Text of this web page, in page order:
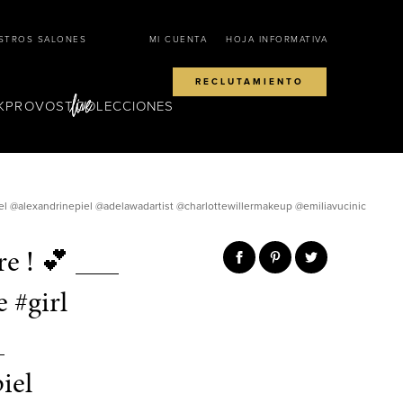
SALONES MI CUENTA HOJA INFORMATIVA
RECLUTAMIENTO
COLECCIONES
@adelawadartist @charlottewillermakeup @emiliavucinic
! 💕 ___
#girl